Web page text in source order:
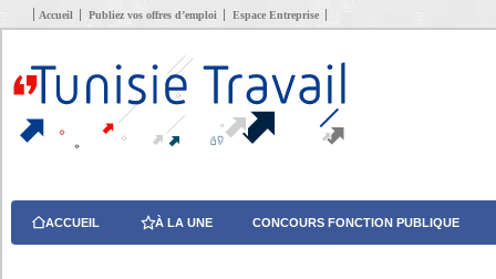
Accueil Publiez vos offres d’emploi Espace Entreprise
ACCUEIL À LA UNE CONCOURS FONCTION PUBLIQUE